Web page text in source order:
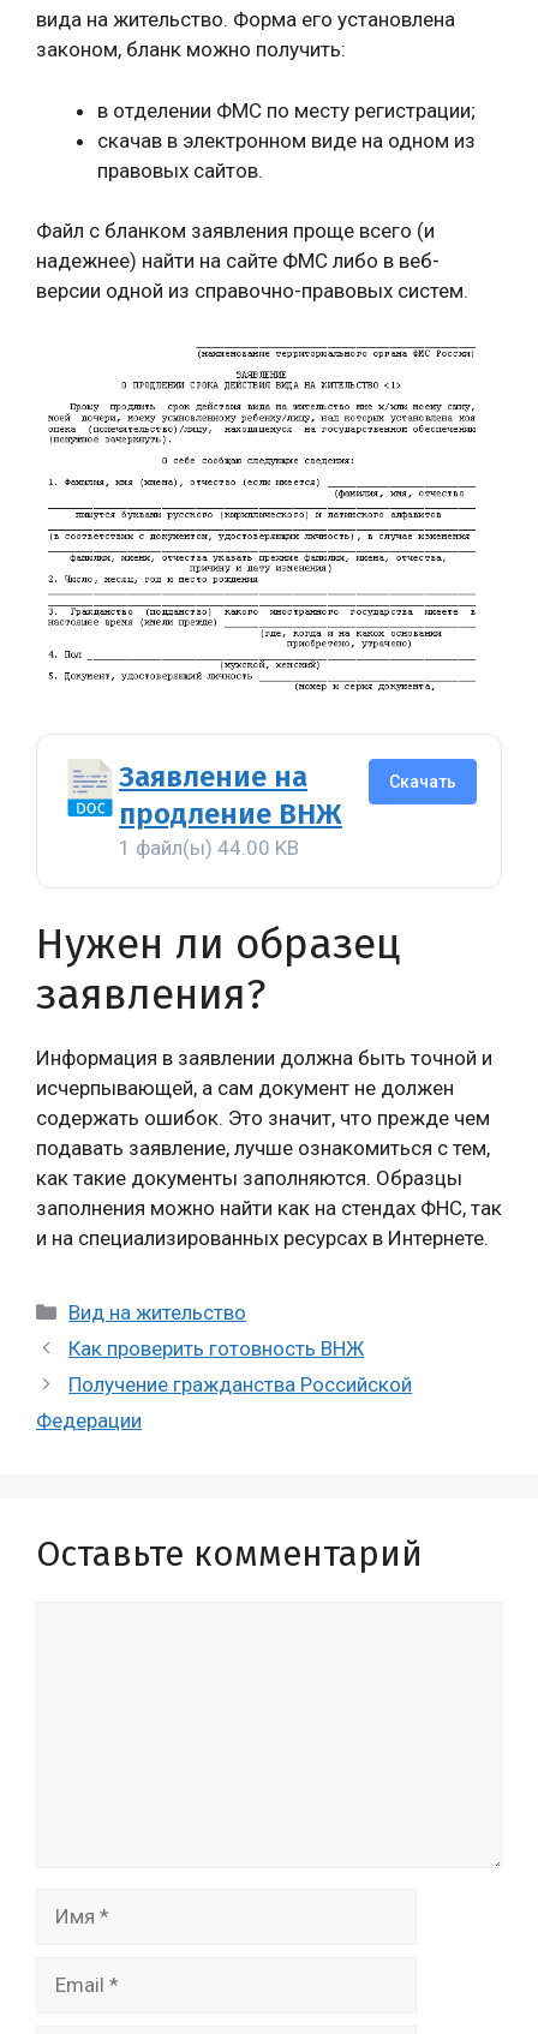
вида на жительство. Форма его установлена
законом, бланк можно получить:
в отделении ФМС по месту регистрации;
скачав в электронном виде на одном из
правовых сайтов.
Файл с бланком заявления проще всего (и
надежнее) найти на сайте ФМС либо в веб-
версии одной из справочно-правовых систем.
Заявление на
продление ВНЖ
1 файл(ы) 44.00 KB
Скачать
Нужен ли образец
заявления?
Информация в заявлении должна быть точной и
исчерпывающей, а сам документ не должен
содержать ошибок. Это значит, что прежде чем
подавать заявление, лучше ознакомиться с тем,
как такие документы заполняются. Образцы
заполнения можно найти как на стендах ФНС, так
и на специализированных ресурсах в Интернете.
Рубрики
Вид на жительство
Как проверить готовность ВНЖ
Получение гражданства Российской
Федерации
Оставьте комментарий